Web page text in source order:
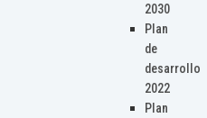
2030
Plan
de
desarrollo
2022
Plan